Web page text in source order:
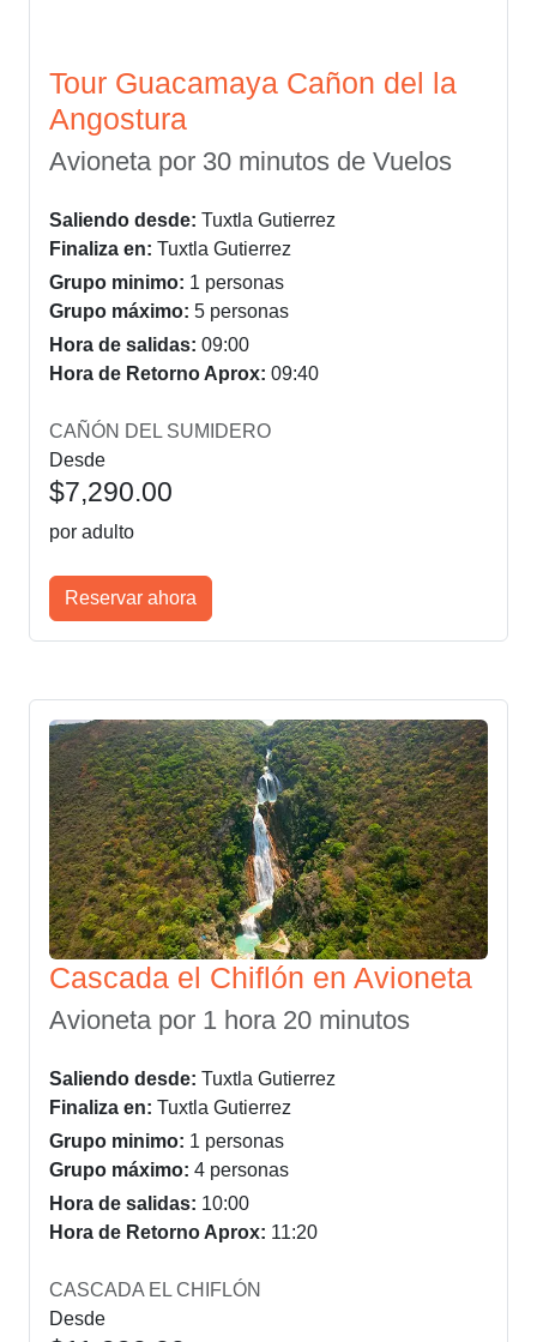
Tour Guacamaya Cañon del la
Angostura
Avioneta por 30 minutos de Vuelos
Saliendo desde: Tuxtla Gutierrez
Finaliza en: Tuxtla Gutierrez
Grupo minimo: 1 personas
Grupo máximo: 5 personas
Hora de salidas: 09:00
Hora de Retorno Aprox: 09:40
CAÑÓN DEL SUMIDERO
Desde
$7,290.00
por adulto
Reservar ahora
Cascada el Chiflón en Avioneta
Avioneta por 1 hora 20 minutos
Saliendo desde: Tuxtla Gutierrez
Finaliza en: Tuxtla Gutierrez
Grupo minimo: 1 personas
Grupo máximo: 4 personas
Hora de salidas: 10:00
Hora de Retorno Aprox: 11:20
CASCADA EL CHIFLÓN
Desde